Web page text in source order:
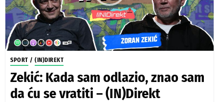
SPORT / (IN)DIREKT
Zekić: Kada sam odlazio, znao sam
da ću se vratiti – (IN)Direkt